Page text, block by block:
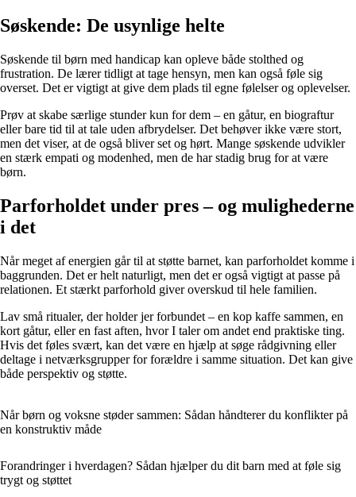
Søskende: De usynlige helte
Søskende til børn med handicap kan opleve både stolthed og
frustration. De lærer tidligt at tage hensyn, men kan også føle sig
overset. Det er vigtigt at give dem plads til egne følelser og oplevelser.
Prøv at skabe særlige stunder kun for dem – en gåtur, en biograftur
eller bare tid til at tale uden afbrydelser. Det behøver ikke være stort,
men det viser, at de også bliver set og hørt. Mange søskende udvikler
en stærk empati og modenhed, men de har stadig brug for at være
børn.
Parforholdet under pres – og mulighederne
i det
Når meget af energien går til at støtte barnet, kan parforholdet komme i
baggrunden. Det er helt naturligt, men det er også vigtigt at passe på
relationen. Et stærkt parforhold giver overskud til hele familien.
Lav små ritualer, der holder jer forbundet – en kop kaffe sammen, en
kort gåtur, eller en fast aften, hvor I taler om andet end praktiske ting.
Hvis det føles svært, kan det være en hjælp at søge rådgivning eller
deltage i netværksgrupper for forældre i samme situation. Det kan give
både perspektiv og støtte.
Når børn og voksne støder sammen: Sådan håndterer du konflikter på
en konstruktiv måde
Forandringer i hverdagen? Sådan hjælper du dit barn med at føle sig
trygt og støttet